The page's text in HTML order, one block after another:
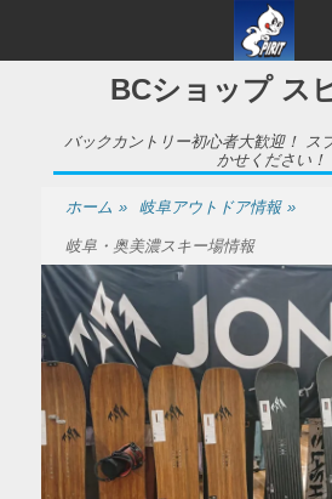
ー
BCショップ ス
バックカントリー初心者大歓迎！ ス
かせください！
ホーム » 岐阜アウトドア情報 »
岐阜・奥美濃スキー場情報